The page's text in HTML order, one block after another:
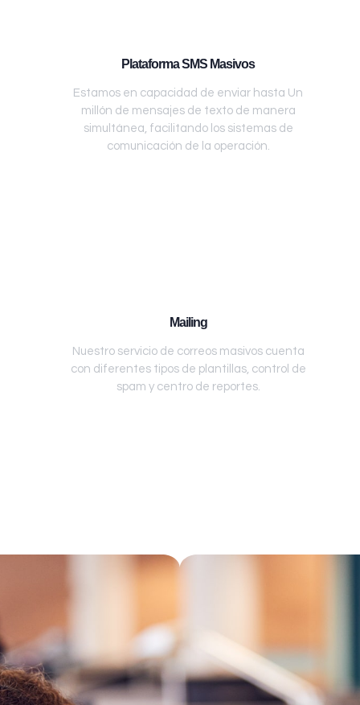
Plataforma SMS Masivos
Estamos en capacidad de enviar hasta Un
millón de mensajes de texto de manera
simultánea, facilitando los sistemas de
comunicación de la operación.
Mailing
Nuestro servicio de correos masivos cuenta
con diferentes tipos de plantillas, control de
spam y centro de reportes.